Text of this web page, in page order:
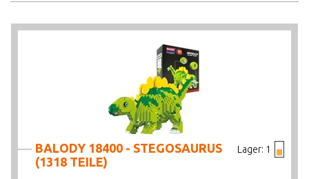
PREIS VON BIS
Lager: 1
BALODY 18400 - STEGOSAURUS
(1318 TEILE)